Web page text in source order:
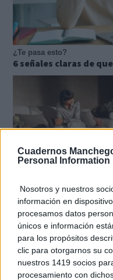
Cuadernos
Personal Information
Nosotros y nuestros
información en
procesamos datos
únicos e información
para los propósitos
clic para otorgarnos su
nuestros 1419 socios
procesamiento con
¿Te pasa esto?
6 señales claras de
El robot que limpia por ti
¿Sabes por qué cada
aspirador?